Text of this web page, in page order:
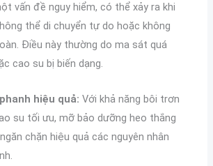
vấn đề nguy hiểm, có thể xảy ra khi
thể di chuyển tự do hoặc không
Điều này thường do ma sát quá
cao su bị biến dạng.
hiệu quả: Với khả năng bôi trơn
su tối ưu, mỡ bảo dưỡng heo thắng
chặn hiệu quả các nguyên nhân